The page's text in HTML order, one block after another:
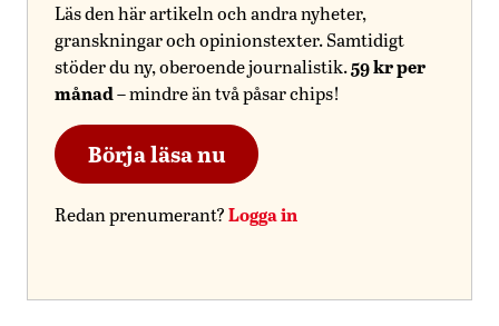
Läs den här artikeln och andra nyheter,
granskningar och opinionstexter. Samtidigt
stöder du ny, oberoende journalistik.59 kr per
månad– mindre än två påsar chips!
Börja läsa nu
Redan prenumerant?Logga in